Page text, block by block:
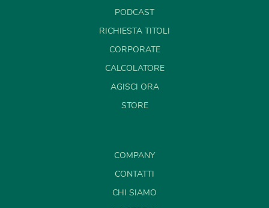
PODCAST
RICHIESTA TITOLI
CORPORATE
CALCOLATORE
AGISCI ORA
STORE
COMPANY
CONTATTI
CHI SIAMO